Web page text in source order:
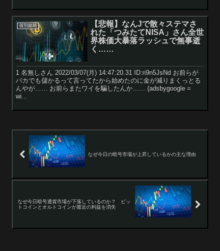
個別銘柄
【悲報】なんJで散々ステマさ
れた「つみたてNISA」さん全世
界株価大暴落ラッシュで無事逝
く……
1 名無しさん 2022/03/07(月) 14:47:20.31 ID:ri9n5JsNd お前らが
バカでも儲かるって言ってたから始めたのに金が減りまくっとる
んやが…… お前らまたワイを騙したんか…… (adsbygoogle =
wi...
なぜ今日の暗号市場が上昇しているかの主な理由
なぜ今日暗号通貨市場が下落しているのか？ ビッ
トコインとオルトコインが最近の利益を消失